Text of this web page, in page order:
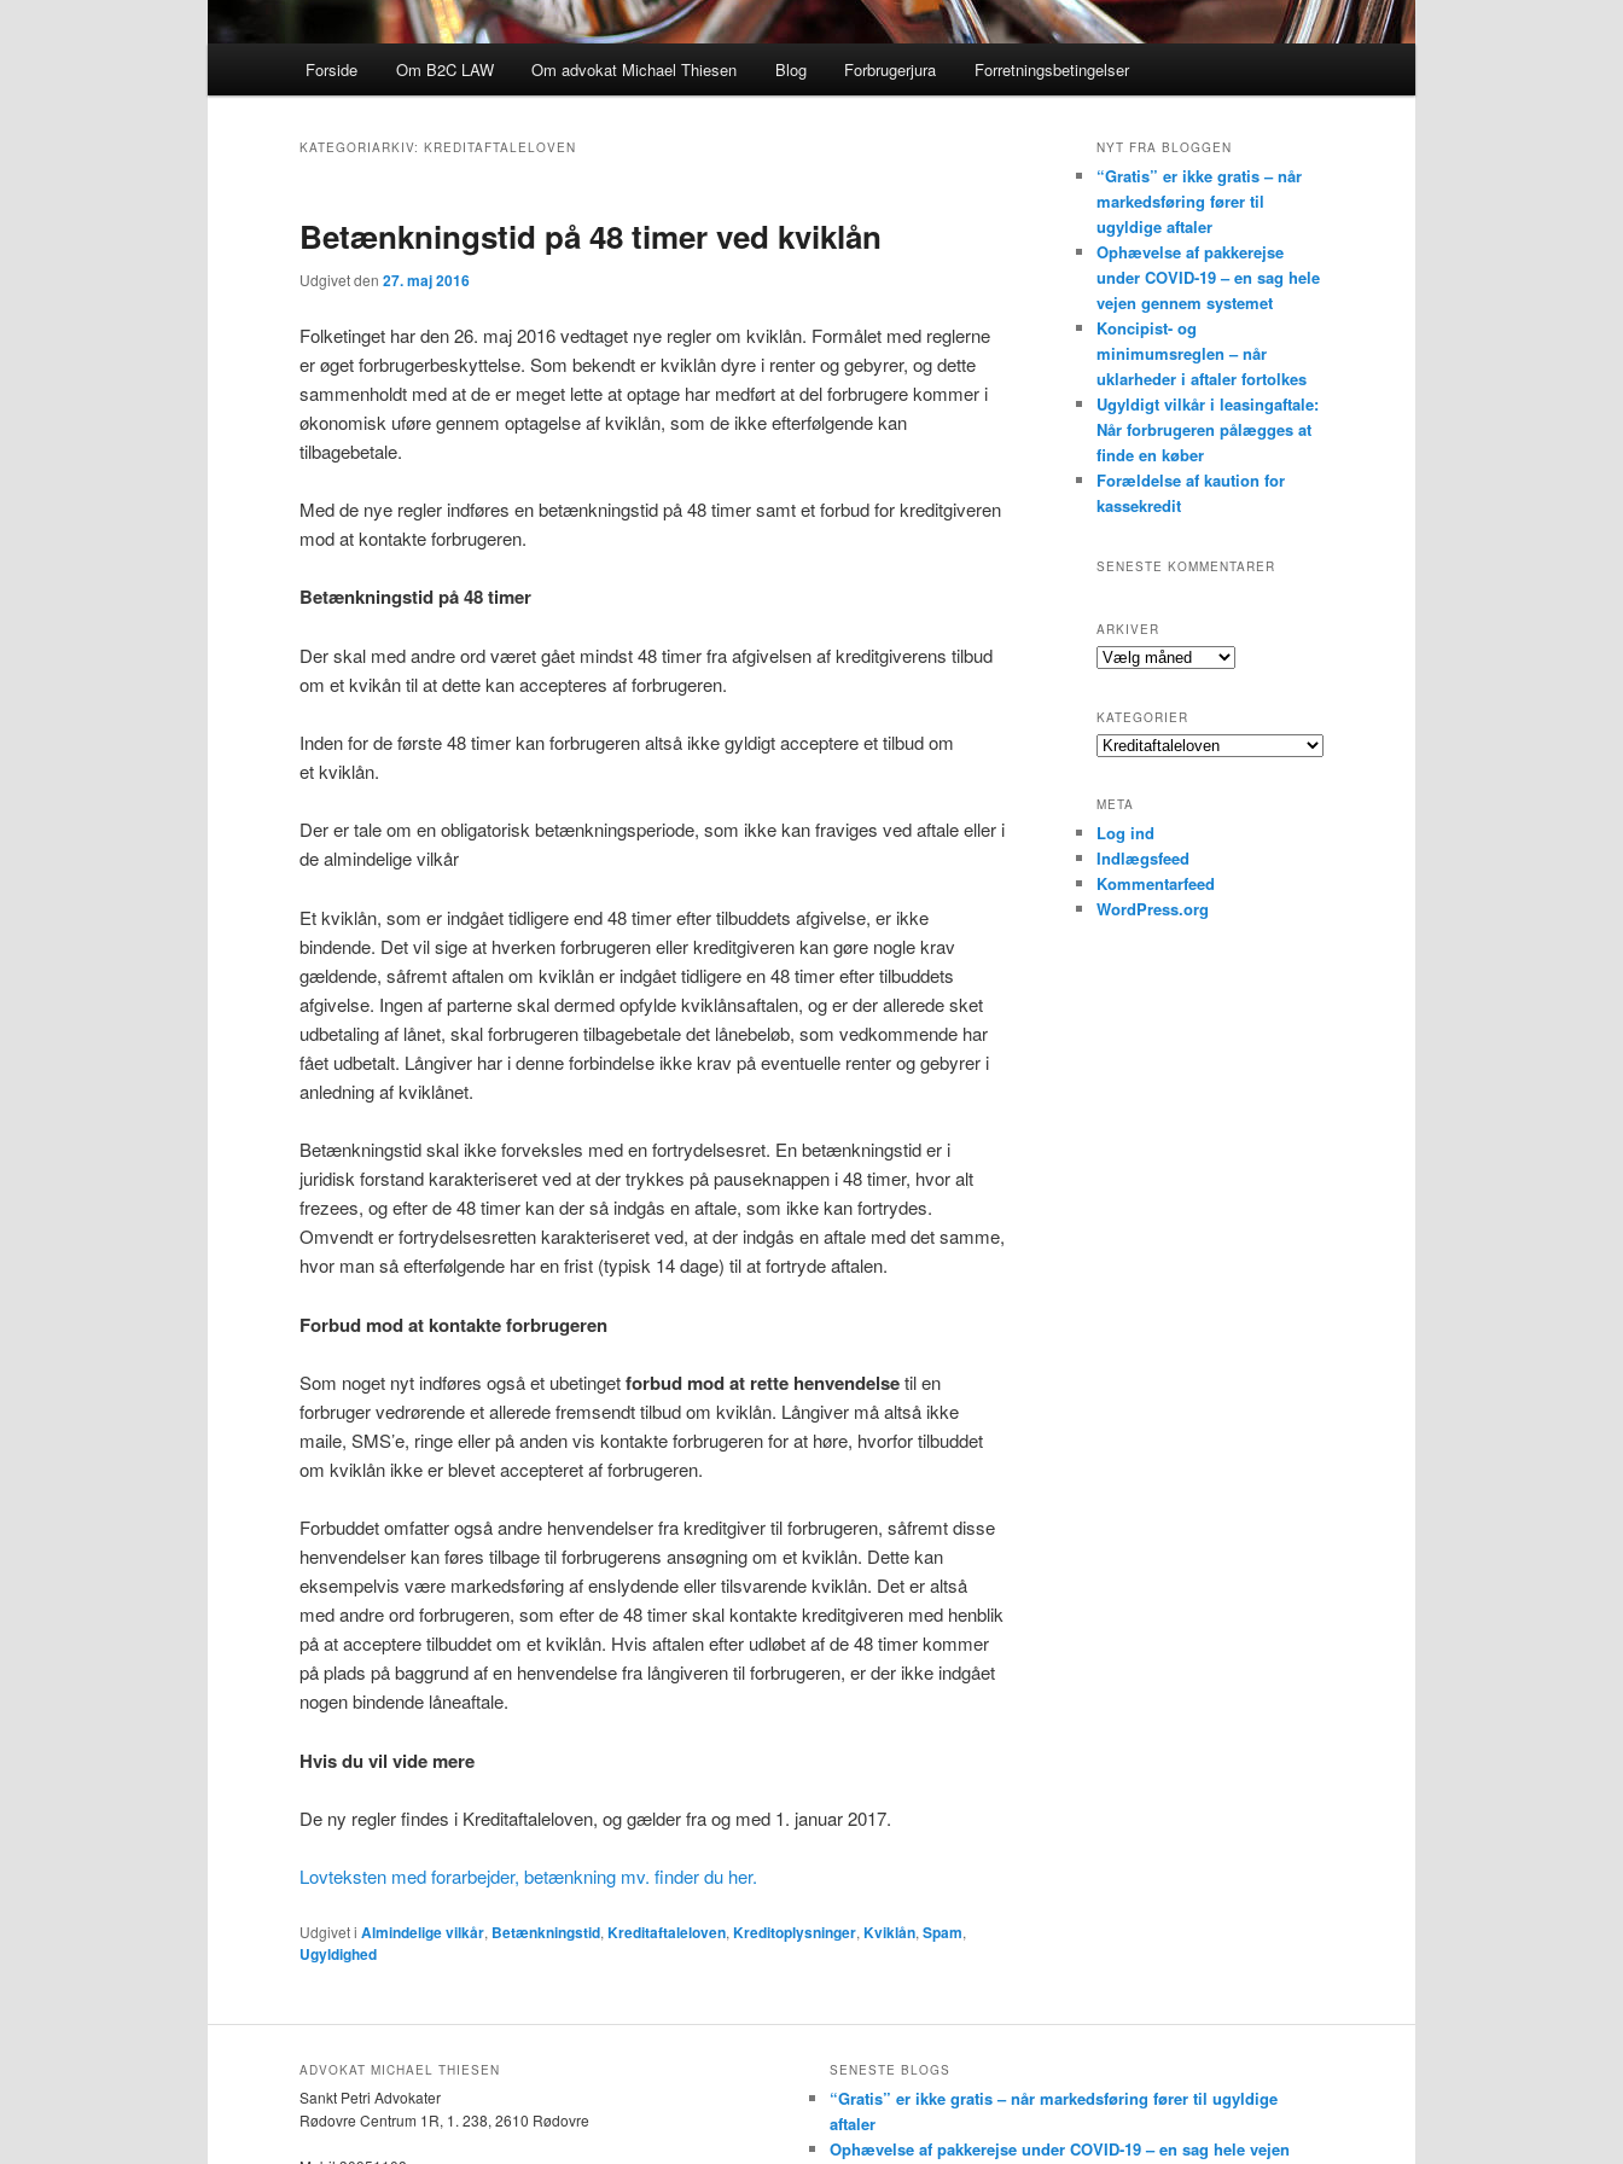
Forside Om B2C LAW Om advokat Michael Thiesen Blog Forbrugerjura Forretningsbetingelser
KATEGORIARKIV: KREDITAFTALELOVEN
Betænkningstid på 48 timer ved kviklån
Udgivet den 27. maj 2016
Folketinget har den 26. maj 2016 vedtaget nye regler om kviklån. Formålet med reglerne
er øget forbrugerbeskyttelse. Som bekendt er kviklån dyre i renter og gebyrer, og dette
sammenholdt med at de er meget lette at optage har medført at del forbrugere kommer i
økonomisk uføre gennem optagelse af kviklån, som de ikke efterfølgende kan
tilbagebetale.
Med de nye regler indføres en betænkningstid på 48 timer samt et forbud for kreditgiveren
mod at kontakte forbrugeren.
Betænkningstid på 48 timer
Der skal med andre ord været gået mindst 48 timer fra afgivelsen af kreditgiverens tilbud
om et kvikån til at dette kan accepteres af forbrugeren.
Inden for de første 48 timer kan forbrugeren altså ikke gyldigt acceptere et tilbud om
et kviklån.
Der er tale om en obligatorisk betænkningsperiode, som ikke kan fraviges ved aftale eller i
de almindelige vilkår
Et kviklån, som er indgået tidligere end 48 timer efter tilbuddets afgivelse, er ikke
bindende. Det vil sige at hverken forbrugeren eller kreditgiveren kan gøre nogle krav
gældende, såfremt aftalen om kviklån er indgået tidligere en 48 timer efter tilbuddets
afgivelse. Ingen af parterne skal dermed opfylde kviklånsaftalen, og er der allerede sket
udbetaling af lånet, skal forbrugeren tilbagebetale det lånebeløb, som vedkommende har
fået udbetalt. Långiver har i denne forbindelse ikke krav på eventuelle renter og gebyrer i
anledning af kviklånet.
Betænkningstid skal ikke forveksles med en fortrydelsesret. En betænkningstid er i
juridisk forstand karakteriseret ved at der trykkes på pauseknappen i 48 timer, hvor alt
frezees, og efter de 48 timer kan der så indgås en aftale, som ikke kan fortrydes.
Omvendt er fortrydelsesretten karakteriseret ved, at der indgås en aftale med det samme,
hvor man så efterfølgende har en frist (typisk 14 dage) til at fortryde aftalen.
Forbud mod at kontakte forbrugeren
Som noget nyt indføres også et ubetingetforbud mod at rette henvendelsetil en
forbruger vedrørende et allerede fremsendt tilbud om kviklån. Långiver må altså ikke
maile, SMS’e, ringe eller på anden vis kontakte forbrugeren for at høre, hvorfor tilbuddet
om kviklån ikke er blevet accepteret af forbrugeren.
Forbuddet omfatter også andre henvendelser fra kreditgiver til forbrugeren, såfremt disse
henvendelser kan føres tilbage til forbrugerens ansøgning om et kviklån. Dette kan
eksempelvis være markedsføring af enslydende eller tilsvarende kviklån. Det er altså
med andre ord forbrugeren, som efter de 48 timer skal kontakte kreditgiveren med henblik
på at acceptere tilbuddet om et kviklån. Hvis aftalen efter udløbet af de 48 timer kommer
på plads på baggrund af en henvendelse fra långiveren til forbrugeren, er der ikke indgået
nogen bindende låneaftale.
Hvis du vil vide mere
De ny regler findes i Kreditaftaleloven, og gælder fra og med 1. januar 2017.
Lovteksten med forarbejder, betænkning mv. finder du her.
Udgivet i Almindelige vilkår, Betænkningstid, Kreditaftaleloven, Kreditoplysninger, Kviklån, Spam,
Ugyldighed
NYT FRA BLOGGEN
“Gratis” er ikke gratis – når
markedsføring fører til
ugyldige aftaler
Ophævelse af pakkerejse
under COVID-19 – en sag hele
vejen gennem systemet
Koncipist- og
minimumsreglen – når
uklarheder i aftaler fortolkes
Ugyldigt vilkår i leasingaftale:
Når forbrugeren pålægges at
finde en køber
Forældelse af kaution for
kassekredit
SENESTE KOMMENTARER
ARKIVER
Arkiver
KATEGORIER
Kategorier
META
Log ind
Indlægsfeed
Kommentarfeed
WordPress.org
ADVOKAT MICHAEL THIESEN
Sankt Petri Advokater
Rødovre Centrum 1R, 1. 238, 2610 Rødovre
SENESTE BLOGS
“Gratis” er ikke gratis – når markedsføring fører til ugyldige
aftaler
Ophævelse af pakkerejse under COVID-19 – en sag hele vejen